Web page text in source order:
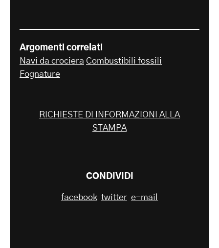
Argomenti correlati
Navi da crociera Combustibili fossili
Fognature
RICHIESTE DI INFORMAZIONI ALLA
STAMPA
CONDIVIDI
facebook twitter e-mail